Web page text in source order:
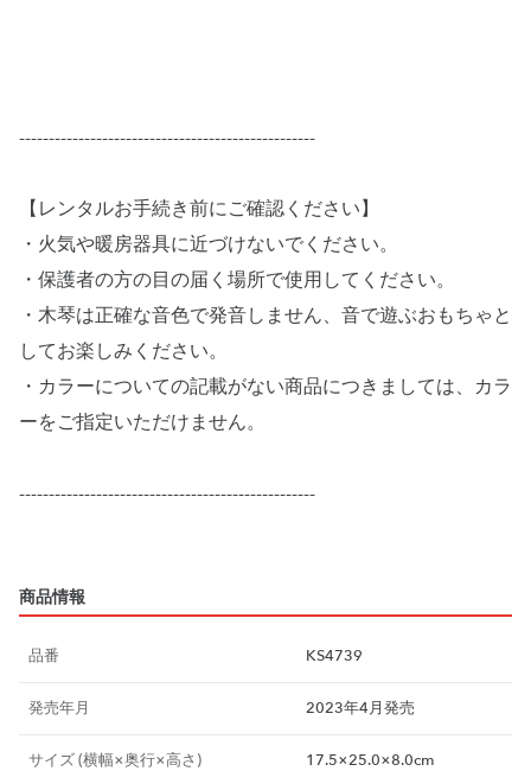
--------------------------------------------------
【レンタルお手続き前にご確認ください】
・火気や暖房器具に近づけないでください。
・保護者の方の目の届く場所で使用してください。
・木琴は正確な音色で発音しません、音で遊ぶおもちゃと
してお楽しみください。
・カラーについての記載がない商品につきましては、カラ
ーをご指定いただけません。
--------------------------------------------------
商品情報
品番 KS4739
発売年月 2023年4月発売
サイズ (横幅×奥行×高さ) 17.5×25.0×8.0cm